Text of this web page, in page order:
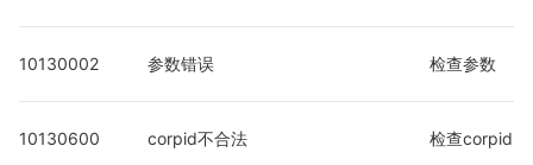
10130002 参数错误 检查参数
10130600 corpid不合法 检查corpid